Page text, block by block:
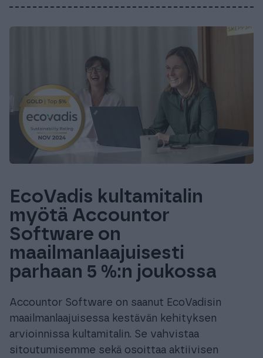
EcoVadis kultamitalin
myötä Accountor
Software on
maailmanlaajuisesti
parhaan 5 %:n joukossa
Accountor Software on saanut EcoVadisin
maailmanlaajuisessa kestävän kehityksen
arvioinnissa kultamitalin. Se vahvistaa
sitoutumisemme sekä osoittaa aktiivisen